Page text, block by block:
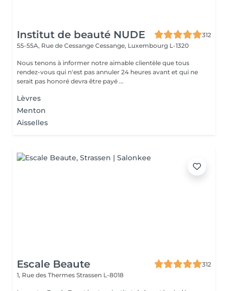
Institut de beauté NUDE
312
55-55A, Rue de Cessange Cessange, Luxembourg L-1320
Nous tenons à informer notre aimable clientèle que tous
rendez-vous qui n'est pas annuler 24 heures avant et qui ne
serait pas honoré devra être payé ...
Lèvres
Menton
Aisselles
Escale Beaute
312
1, Rue des Thermes Strassen L-8018